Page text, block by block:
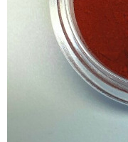
ギルディングに（金彩）
アップグレード
顔料単品【青系】